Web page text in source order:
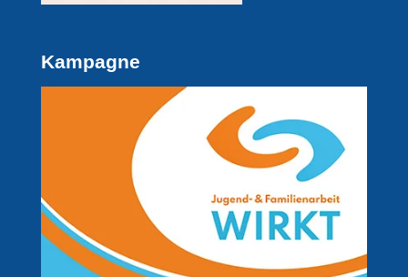
Kampagne